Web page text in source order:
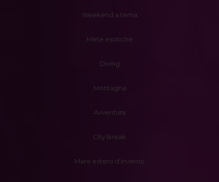
Weekend a tema
Mete esotiche
Diving
Montagna
Avventura
City Break
Mare estero d'inverno